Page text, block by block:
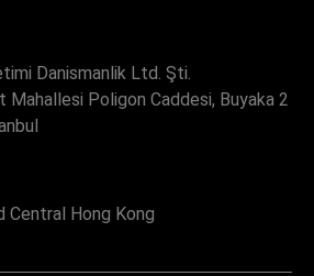
Danismanlik Ltd. Şti.
Mahallesi Poligon Caddesi, Buyaka 2
Central Hong Kong